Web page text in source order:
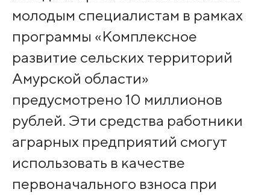
молодым специалистам в рамках
программы «Комплексное
развитие сельских территорий
Амурской области»
предусмотрено 10 миллионов
рублей. Эти средства работники
аграрных предприятий смогут
использовать в качестве
первоначального взноса при